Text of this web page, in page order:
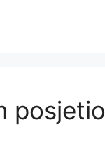
posjetio